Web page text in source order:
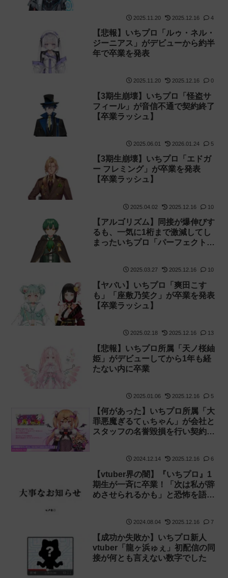
2025.11.20 2025.12.16 4
【悲報】いちプロ「ルゥ・ネル・
ジーニアス」がデビューから約半
年で卒業を発表
2025.11.20 2025.12.16 0
【3期生崩壊】いちプロ「怪盗サ
フィール」が音信不通で契約終了
【卒業ラッシュ】
2025.06.01 2026.01.24 5
【3期生崩壊】いちプロ「エドガ
ー フレミング」が卒業を発表
【卒業ラッシュ】
2025.04.02 2025.12.16 10
【アルゴリズム】同接が爆伸びす
るも、一気に1桁まで激減してし
まったいちプロ「パーフェクト・
2025.03.27 2025.12.16 10
【ヤバい】いちプロ「爽田こす
も」「座敷乃笑ク」が卒業を発表
【卒業ラッシュ】
2025.02.18 2025.12.16 13
【悲報】いちプロ所属「天ノ桜紬
姫」がデビューしてから1年も経
たない内に卒業
2025.01.06 2025.12.16 5
【何があった】いちプロ所属「大
罪悪魔ぎるてぃちゃん」が会社と
スタッフの名誉毀損を行い契約解
2024.12.14 2025.12.16 6
【vtuber界の闇】『いちプロ』1
期生が一斉に卒業！「次は私が辞
めさせられるかも」と恐怖を語る
2024.08.04 2025.12.16 7
【成功か失敗か】いちプロ新人
vtuber「龍ヶ浜ゅぇ」初配信の同
接が何とも言えない数字でした